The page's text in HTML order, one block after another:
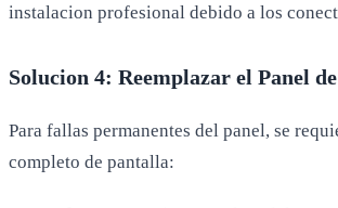
instalacion profesional debido a los
Solucion 4: Reemplazar el Panel
Para fallas permanentes del panel, se
completo de pantalla: